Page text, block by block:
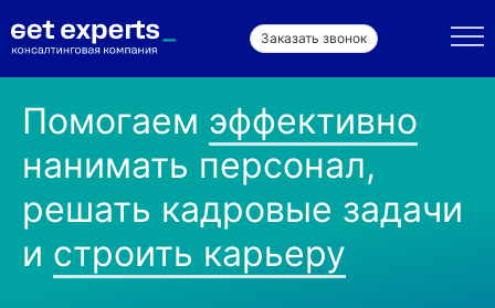
Заказать звонок
Помогаем эффективно
нанимать персонал,
решать кадровые задачи
и строить карьеру